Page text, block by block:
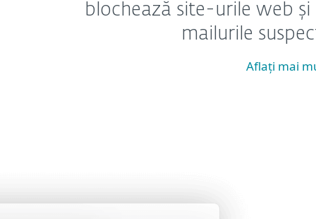
blochează site-urile web și
mailurile
Aflați mai